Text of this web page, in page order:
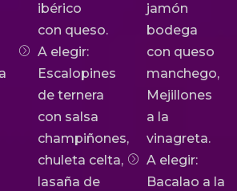
ibérico
con queso.
A elegir:
Escalopines
de ternera
con salsa
champiñones,
chuleta celta,
lasaña de
jamón
bodega
con queso
manchego,
Mejillones
a la
vinagreta.
A elegir:
Bacalao a la